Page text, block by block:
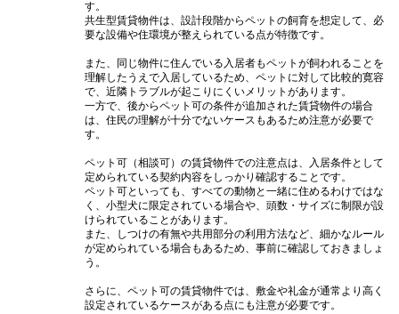
す。
共生型賃貸物件は、設計段階からペットの飼育を想定して、必
要な設備や住環境が整えられている点が特徴です。
また、同じ物件に住んでいる入居者もペットが飼われることを
理解したうえで入居しているため、ペットに対して比較的寛容
で、近隣トラブルが起こりにくいメリットがあります。
一方で、後からペット可の条件が追加された賃貸物件の場合
は、住民の理解が十分でないケースもあるため注意が必要で
す。
ペット可（相談可）の賃貸物件での注意点は、入居条件として
定められている契約内容をしっかり確認することです。
ペット可といっても、すべての動物と一緒に住めるわけではな
く、小型犬に限定されている場合や、頭数・サイズに制限が設
けられていることがあります。
また、しつけの有無や共用部分の利用方法など、細かなルール
が定められている場合もあるため、事前に確認しておきましょ
う。
さらに、ペット可の賃貸物件では、敷金や礼金が通常より高く
設定されているケースがある点にも注意が必要です。